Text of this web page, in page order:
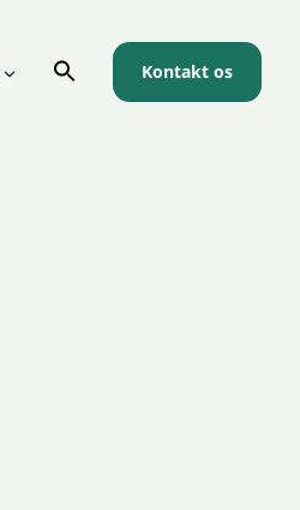
Kontakt os